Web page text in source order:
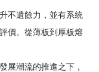
不遺餘力，並有系統
價。從薄板到厚板熔
展潮流的推進之下，